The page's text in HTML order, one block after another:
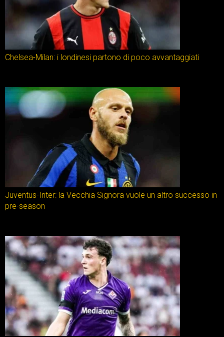
Chelsea-Milan: i londinesi partono di poco avvantaggiati
Juventus-Inter: la Vecchia Signora vuole un altro successo in
pre-season